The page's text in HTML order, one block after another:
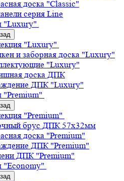
доска "Classic"
серия Line
"Luxury"
"Luxury"
и заборная доска "Luxury"
"Luxury"
доска ДПК
ДПК "Luxury"
"Premium"
"Premium"
брус ДПК 57х32мм
доска "Premium"
ДПК "Premium"
ДПК "Premium"
"Economy"